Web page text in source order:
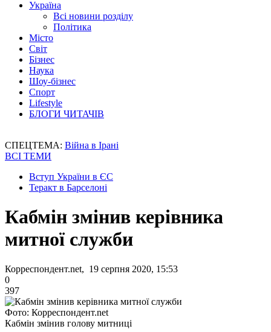
Україна
Всі новини розділу
Політика
Місто
Світ
Бізнес
Наука
Шоу-бізнес
Спорт
Lifestyle
БЛОГИ ЧИТАЧІВ
СПЕЦТЕМА: Війна в Ірані
ВСІ ТЕМИ
Вступ України в ЄС
Теракт в Барселоні
Кабмін змінив керівника
митної служби
Корреспондент.net, 19 серпня 2020, 15:53
0
397
Фото: Корреспондент.net
Кабмін змінив голову митниці